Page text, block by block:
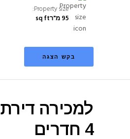
Property size:
95 מ"ר
sq ft
בקש הצגה
למכירה דירת
4 חדרים